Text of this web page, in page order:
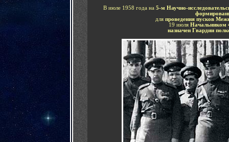
В июле 1958 года на 5-м Научно-
для проведения пусков
19 июля Начальником
назначенГвардии